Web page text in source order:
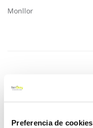
Preferencia de cookies
Monllor
la